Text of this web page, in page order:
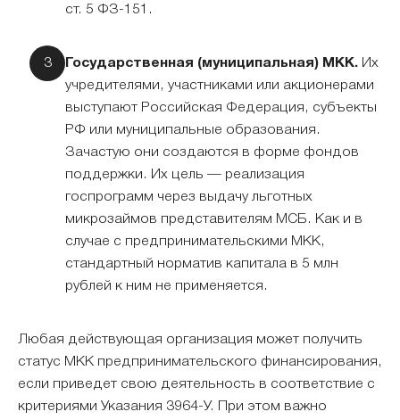
ст. 5 ФЗ-151.
Государственная (муниципальная) МКК. Их
учредителями, участниками или акционерами
выступают Российская Федерация, субъекты
РФ или муниципальные образования.
Зачастую они создаются в форме фондов
поддержки. Их цель — реализация
госпрограмм через выдачу льготных
микрозаймов представителям МСБ. Как и в
случае с предпринимательскими МКК,
стандартный норматив капитала в 5 млн
рублей к ним не применяется.
Любая действующая организация может получить
статус МКК предпринимательского финансирования,
если приведет свою деятельность в соответствие с
критериями Указания 3964-У. При этом важно